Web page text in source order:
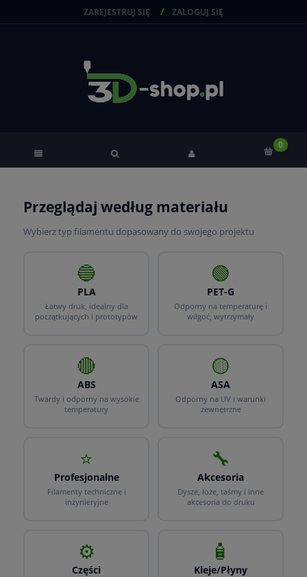
ZAREJESTRUJ SIĘ ZALOGUJ SIĘ
Przeglądaj według materiału
Wybierz typ filamentu dopasowany do swojego projektu
🔵
PLA
Łatwy druk, idealny dla
początkujących i prototypów
🟢
PET-G
Odporny na temperaturę i
wilgoć, wytrzymały
🔴
ABS
Twardy i odporny na wysokie
temperatury
🟡
ASA
Odporny na UV i warunki
zewnętrzne
⭐
Profesjonalne
Filamenty techniczne i
inżynieryjne
🔧
Akcesoria
Dysze, łoże, taśmy i inne
akcesoria do druku
⚙️
Części
🧴
Kleje/Płyny